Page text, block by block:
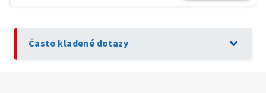
Často kladené dotazy expand_more